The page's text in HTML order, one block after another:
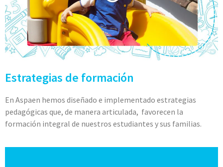
Estrategias de formación
En Aspaen hemos diseñado e implementado estrategias
pedagógicas que, de manera articulada, favorecen la
formación integral de nuestros estudiantes y sus familias.